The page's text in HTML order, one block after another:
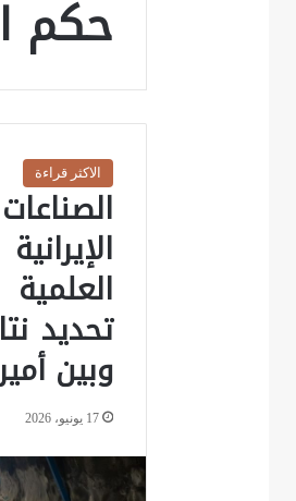
حكم
الاكثر قراءة
تحديد
وبين
17 يونيو، 2026